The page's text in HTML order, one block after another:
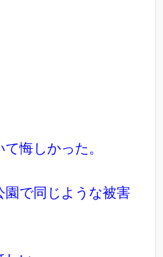
て悔しかった。
で同じような被害